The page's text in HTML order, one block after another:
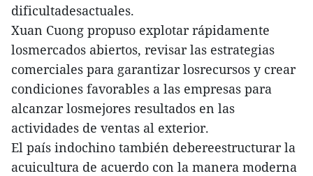
dificultadesactuales.
Xuan Cuong propuso explotar rápidamente
losmercados abiertos, revisar las estrategias
comerciales para garantizar losrecursos y crear
condiciones favorables a las empresas para
alcanzar losmejores resultados en las
actividades de ventas al exterior.
El país indochino también debereestructurar la
acuicultura de acuerdo con la manera moderna